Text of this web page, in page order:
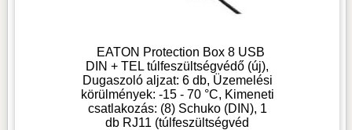
EATON Protection Box 8 USB
DIN + TEL túlfeszültségvédő (új),
Dugaszoló aljzat: 6 db, Üzemelési
körülmények: -15 - 70 °C, Kimeneti
csatlakozás: (8) Schuko (DIN), 1
db RJ11 (túlfeszültségvéd